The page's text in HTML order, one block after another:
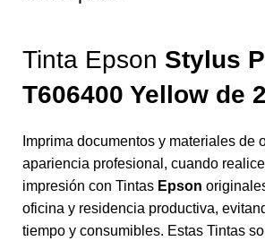
Tinta Epson Stylus
T606400 Yellow de
Imprima documentos y materiales de
apariencia profesional, cuando
impresión con Tintas Epson
oficina y residencia productiva,
tiempo y consumibles. Estas Tintas